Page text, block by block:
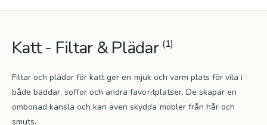
v
å
r
b
u
t
Katt - Filtar & Plädar (1)
Filtar och plädar för katt ger en mjuk och varm plats för vila i
både bäddar, soffor och andra favoritplatser. De skapar en
ombonad känsla och kan även skydda möbler från hår och
smuts.